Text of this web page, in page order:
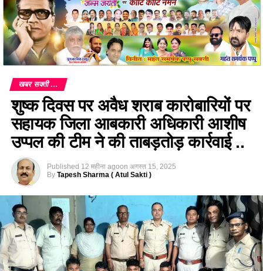
खबर सक्ती ...
शुष्क दिवस पर अवैध शराब कारोबारियों पर
सहायक जिला आबकारी अधिकारी आशीष
उप्पल की टीम ने की ताबड़तोड़ कार्रवाई ..
Published 12 महीना agoon अगस्त 15, 2025
By Tapesh Sharma ( Atul Sakti )